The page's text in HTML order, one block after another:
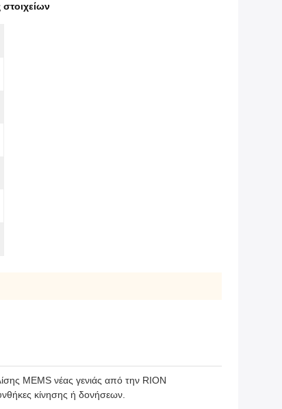
MEMS νέας γενιάς από την RION
κίνησης ή δονήσεων.